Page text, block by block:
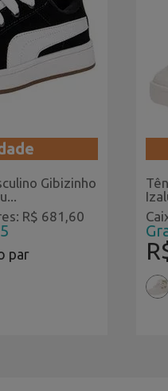
Gibizinho
R$ 681,60
par